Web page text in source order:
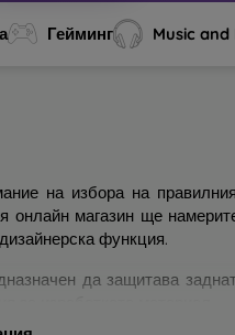
Гейминг Music
на избора на
онлайн магазин ще
функция.
да защитава